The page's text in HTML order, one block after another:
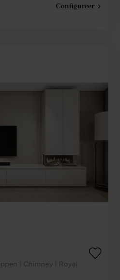
Configureer
| Chimney | Royal